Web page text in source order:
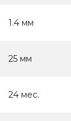
1.4 мм
25 мм
24 мес.